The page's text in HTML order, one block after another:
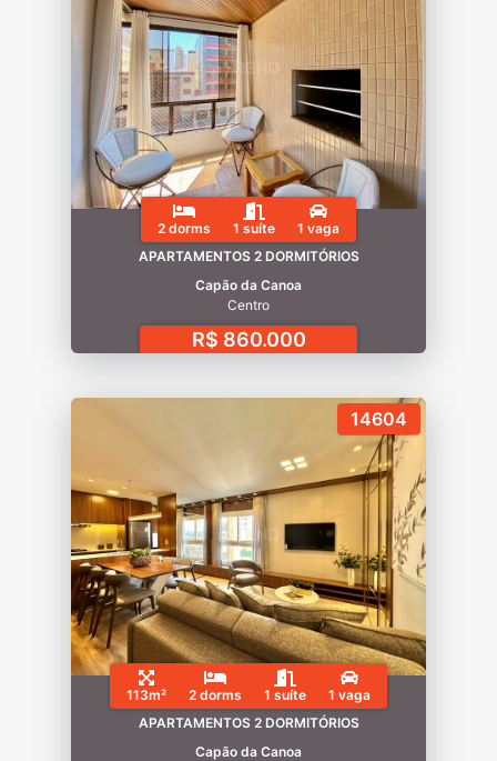
2 dorms 1 suíte
1 vaga
APARTAMENTOS 2 DORMITÓRIOS
Capão da Canoa
Centro
R$ 860.000
14604
113m² 2 dorms 1 suíte
1 vaga
APARTAMENTOS 2 DORMITÓRIOS
Capão da Canoa